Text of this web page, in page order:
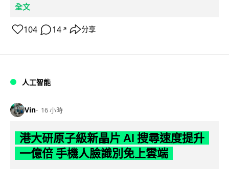
全文
104 14 ↗ 分享
人工智能
Vin 16 小時
港大研原子級新晶片 AI 搜尋速度提升
一億倍 手機人臉識別免上雲端